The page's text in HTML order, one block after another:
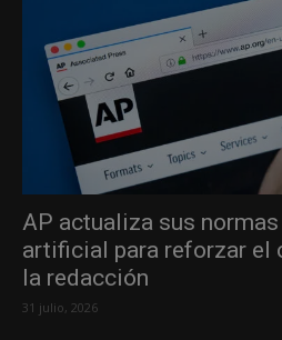
AP actualiza sus
artificial para reforzar el
la redacción
31 julio, 2026